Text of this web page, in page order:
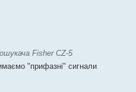
Fisher CZ-5
"прифазні" сигнали